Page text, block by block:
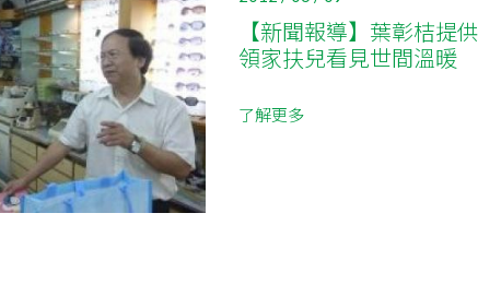
【新聞報導】葉彰桔提
領家扶兒看見世間溫暖
了解更多